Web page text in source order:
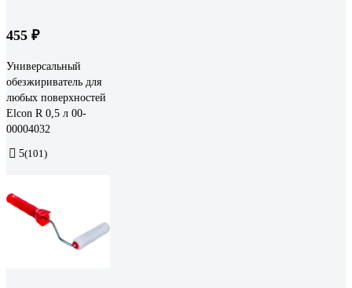
455 ₽
Универсальный
обезжириватель для
любых поверхностей
Elcon R 0,5 л 00-
00004032
5(101)